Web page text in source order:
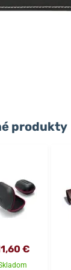
produkty
€